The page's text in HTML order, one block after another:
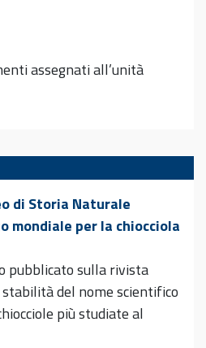
assegnati all’unità
di Storia Naturale
per la chiocciola
pubblicato sulla rivista
del nome scientifico
più studiate al